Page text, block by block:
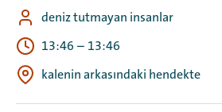
deniz tutmayan insanlar
13:46 – 13:46
kalenin arkasındaki hendekte